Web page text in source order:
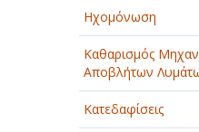
Ηχομόνωση
Καθαρισμός
Αποβλήτων
Κατεδαφίσεις